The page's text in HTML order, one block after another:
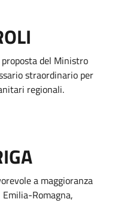
del Ministro
straordinario per
regionali.
a maggioranza
Romagna,